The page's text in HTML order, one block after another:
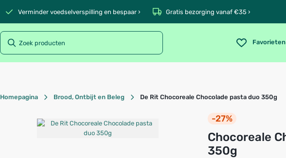
Verminder voedselverspilling en bespaar › Gratis bezorging vanaf €35 ›
Favorieten
Homepagina Brood, Ontbijt en Beleg De Rit Chocoreale Chocolade pasta duo 350g
-27%
Chocoreale Chocolade pasta duo
350g